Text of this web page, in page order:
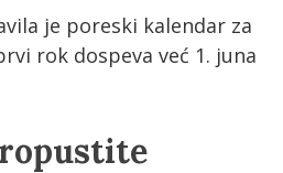
je poreski kalendar za
rok dospeva već 1. juna